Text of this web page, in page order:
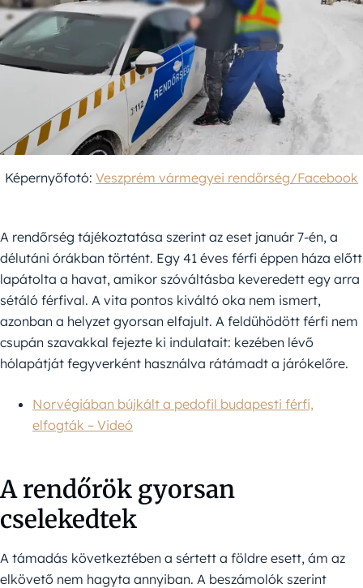
Képernyőfotó: Veszprém vármegyei rendőrség/Facebook
A rendőrség tájékoztatása szerint az eset január 7-én, a
délutáni órákban történt. Egy 41 éves férfi éppen háza előtt
lapátolta a havat, amikor szóváltásba keveredett egy arra
sétáló férfival. A vita pontos kiváltó oka nem ismert,
azonban a helyzet gyorsan elfajult. A feldühödött férfi nem
csupán szavakkal fejezte ki indulatait: kezében lévő
hólapátját fegyverként használva rátámadt a járókelőre.
Norvégiában bújkált a pedofil budapesti férfi,
elfogták ⁠– Videó
A rendőrök gyorsan
cselekedtek
A támadás következtében a sértett a földre esett, ám az
elkövető nem hagyta annyiban. A beszámolók szerint